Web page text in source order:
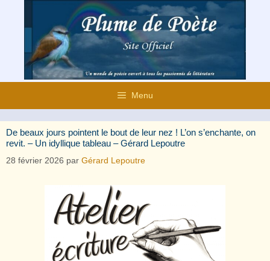
contenu
Menu
De beaux jours pointent le bout de leur nez ! L’on s’enchante, on
revit. – Un idyllique tableau – Gérard Lepoutre
28 février 2026 par Gérard Lepoutre